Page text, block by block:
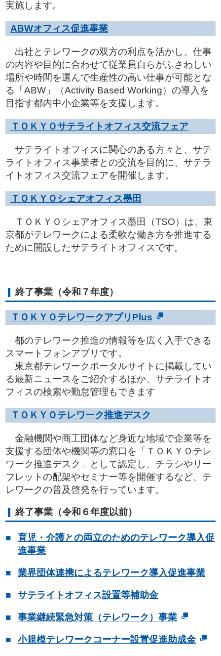
実施します。
ABWオフィス促進事業
出社とテレワークの双方の利点を活かし、仕事
の内容や目的に合わせて従業員自らがふさわしい
場所や時間を選んで生産性の高い仕事が可能とな
る「ABW」（Activity Based Working）の導入を
目指す都内中小企業等を支援します。
ＴＯＫＹＯサテライトオフィス交流フェア
サテライトオフィスに関心のある方々と、サテ
ライトオフィス事業者との交流を目的に、サテラ
イトオフィス交流フェアを開催します。
ＴＯＫＹＯシェアオフィス墨田
ＴＯＫＹＯシェアオフィス墨田（TSO）は、東
京都がテレワークによる柔軟な働き方を推進する
ために開設したサテライトオフィスです。
終了事業（令和７年度）
ＴＯＫＹＯテレワークアプリPlus
都のテレワーク推進の情報等を広く入手できる
スマートフォンアプリです。
東京都テレワークポータルサイトに掲載してい
る最新ニュースをご紹介するほか、サテライトオ
フィスの検索や勤怠管理もできます
ＴＯＫＹＯテレワーク推進デスク
金融機関や商工団体など身近な地域で企業等を
支援する団体や機関等の窓口を「ＴＯＫＹＯテレ
ワーク推進デスク」として認定し、チラシやリー
フレットの配架やセミナー等を開催するなど、テ
レワークの普及啓発を行っています。
終了事業（令和６年度以前）
育児・介護との両立のためのテレワーク導入促
進事業
業界団体連携によるテレワーク導入促進事業
サテライトオフィス設置等補助金
事業継続緊急対策（テレワーク）事業
小規模テレワークコーナー設置促進助成金